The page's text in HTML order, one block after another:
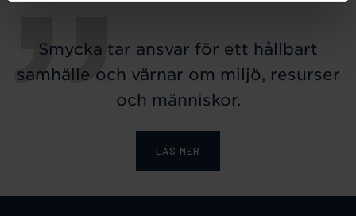
Smycka tar ansvar för ett hållbart
samhälle och värnar om miljö, resurser
och människor.
LÄS MER